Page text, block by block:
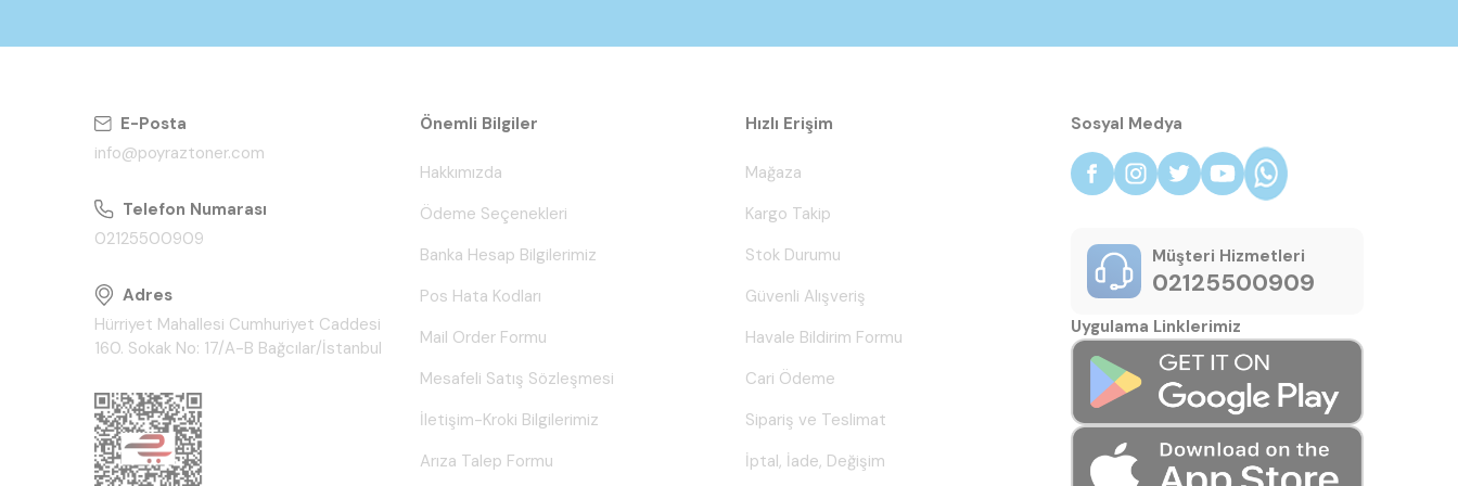
E-Posta
info@poyraztoner.com
Telefon Numarası
02125500909
Adres
Hürriyet Mahallesi Cumhuriyet Caddesi
160. Sokak No: 17/A-B Bağcılar/İstanbul
Önemli Bilgiler
Hakkımızda
Ödeme Seçenekleri
Banka Hesap Bilgilerimiz
Pos Hata Kodları
Mail Order Formu
Mesafeli Satış Sözleşmesi
İletişim-Kroki Bilgilerimiz
Arıza Talep Formu
Hızlı Erişim
Mağaza
Kargo Takip
Stok Durumu
Güvenli Alışveriş
Havale Bildirim Formu
Cari Ödeme
Sipariş ve Teslimat
İptal, İade, Değişim
Sosyal Medya
Müşteri Hizmetleri
02125500909
Uygulama Linklerimiz